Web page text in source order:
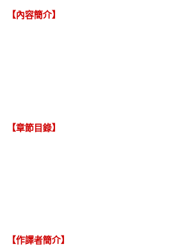
【內容簡介】
【章節目錄】
【作譯者簡介】